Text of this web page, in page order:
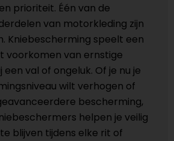
prioriteit. Één van de
van motorkleding zijn
Kniebescherming speelt een
voorkomen van ernstige
val of ongeluk. Of je nu je
wilt verhogen of
bescherming,
helpen je veilig
blijven tijdens elke rit of